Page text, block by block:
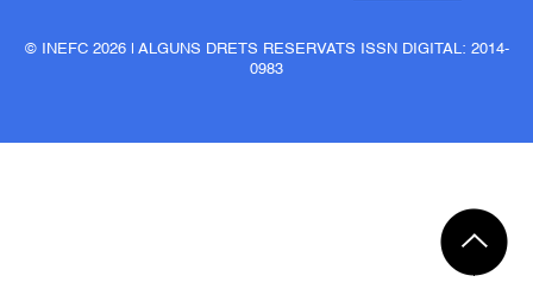
© INEFC 2026 | ALGUNS DRETS RESERVATS ISSN DIGITAL: 2014-
0983